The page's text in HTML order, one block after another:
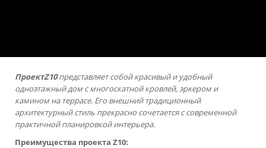
ПроектZ10представляет собой красивый и удобный
одноэтажный дом с многоскатной кровлей, эркером и
камином на террасе. Его внешний традиционный
архитектурный стиль прекрасно сочетается с современной
практичной планировкой интерьера.
Преимущества проекта Z10: